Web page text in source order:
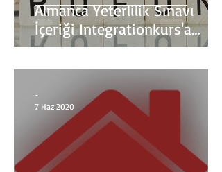
Almanca Yeterlilik Sınavı
İçeriği Integrationkurs'a
baslarken nasıl bir sınava
girdim?
-
7 Haz 2020